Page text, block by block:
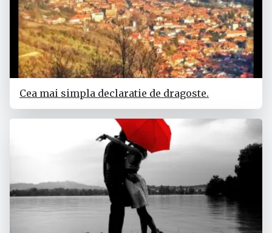
Cea mai simpla declaratie de dragoste.